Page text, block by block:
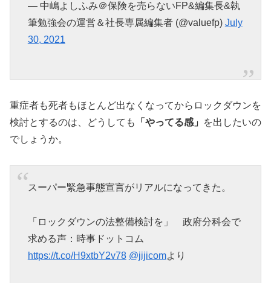
— 中嶋よしふみ＠保険を売らないFP&編集長&執
筆勉強会の運営＆社長専属編集者 (@valuefp) July
30, 2021
重症者も死者もほとんど出なくなってからロックダウンを
検討とするのは、どうしても
「やってる感」
を出したいの
でしょうか。
スーパー緊急事態宣言がリアルになってきた。
「ロックダウンの法整備検討を」 政府分科会で
求める声：時事ドットコム
https://t.co/H9xtbY2v78 @jijicomより